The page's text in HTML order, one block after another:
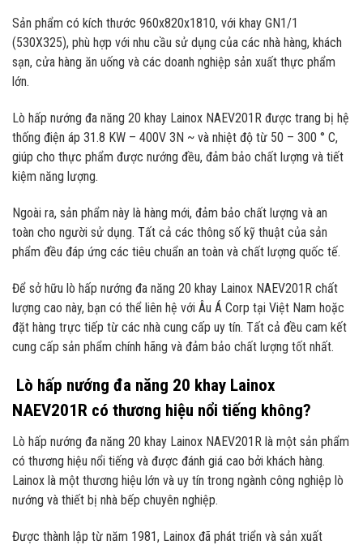
Sản phẩm có kích thước 960x820x1810, với khay GN1/1
(530X325), phù hợp với nhu cầu sử dụng của các nhà hàng, khách
sạn, cửa hàng ăn uống và các doanh nghiệp sản xuất thực phẩm
lớn.
Lò hấp nướng đa năng 20 khay Lainox NAEV201R được trang bị hệ
thống điện áp 31.8 KW – 400V 3N ~ và nhiệt độ từ 50 – 300 ° C,
giúp cho thực phẩm được nướng đều, đảm bảo chất lượng và tiết
kiệm năng lượng.
Ngoài ra, sản phẩm này là hàng mới, đảm bảo chất lượng và an
toàn cho người sử dụng. Tất cả các thông số kỹ thuật của sản
phẩm đều đáp ứng các tiêu chuẩn an toàn và chất lượng quốc tế.
Để sở hữu lò hấp nướng đa năng 20 khay Lainox NAEV201R chất
lượng cao này, bạn có thể liên hệ với Âu Á Corp tại Việt Nam hoặc
đặt hàng trực tiếp từ các nhà cung cấp uy tín. Tất cả đều cam kết
cung cấp sản phẩm chính hãng và đảm bảo chất lượng tốt nhất.
Lò hấp nướng đa năng 20 khay Lainox
NAEV201R có thương hiệu nổi tiếng không?
Lò hấp nướng đa năng 20 khay Lainox NAEV201R là một sản phẩm
có thương hiệu nổi tiếng và được đánh giá cao bởi khách hàng.
Lainox là một thương hiệu lớn và uy tín trong ngành công nghiệp lò
nướng và thiết bị nhà bếp chuyên nghiệp.
Được thành lập từ năm 1981, Lainox đã phát triển và sản xuất